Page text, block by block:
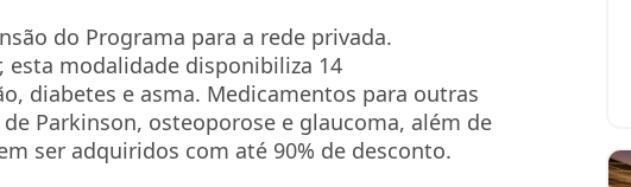
do Programa para a rede privada.
esta modalidade disponibiliza 14
diabetes e asma. Medicamentos para outras
Parkinson, osteoporose e glaucoma, além de
ser adquiridos com até 90% de desconto.